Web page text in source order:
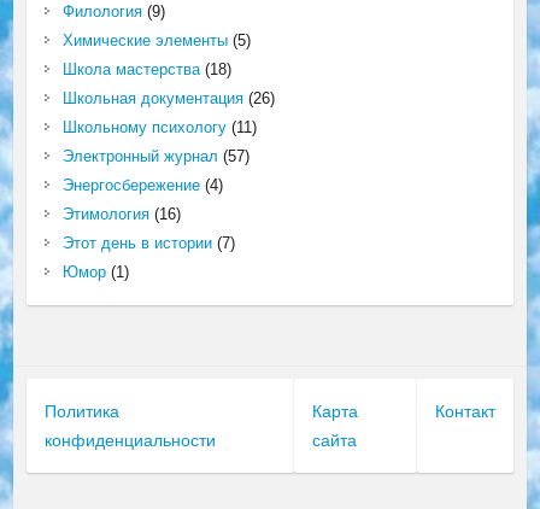
Филология(9)
Химические элементы(5)
Школа мастерства(18)
Школьная документация(26)
Школьному психологу(11)
Электронный журнал (57)
Энергосбережение(4)
Этимология(16)
Этот день в истории(7)
Юмор(1)
Политика
конфиденциальности
Карта
сайта
Контакт